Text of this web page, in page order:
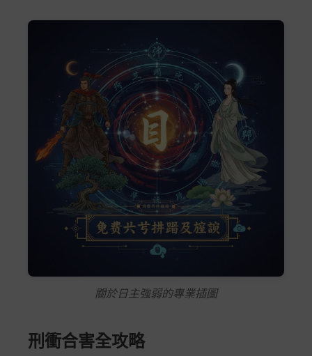
關於日主強弱的專業插圖
刑衝合害全攻略